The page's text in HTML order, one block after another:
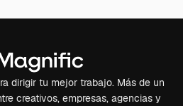
dirigir tu mejor trabajo. Más de un
creativos, empresas, agencias y